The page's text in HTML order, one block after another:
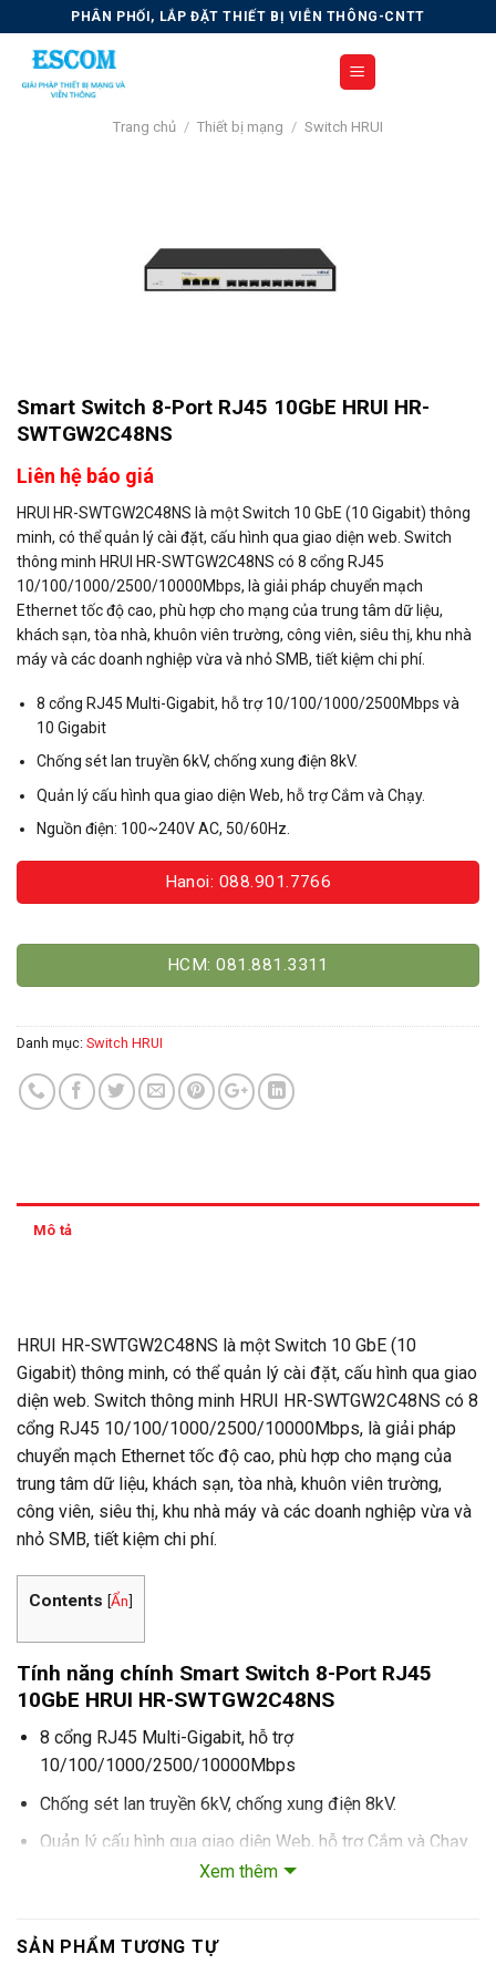
to
content
PHÂN PHỐI, LẮP ĐẶT THIẾT BỊ VIỄN THÔNG-CNTT
Trang chủ / Thiết bị mạng / Switch HRUI
Smart Switch 8-Port RJ45 10GbE HRUI HR-
SWTGW2C48NS
Liên hệ báo giá
HRUI HR-SWTGW2C48NS là một Switch 10 GbE (10 Gigabit) thông
minh, có thể quản lý cài đặt, cấu hình qua giao diện web. Switch
thông minh HRUI HR-SWTGW2C48NS có 8 cổng RJ45
10/100/1000/2500/10000Mbps, là giải pháp chuyển mạch
Ethernet tốc độ cao, phù hợp cho mạng của trung tâm dữ liệu,
khách sạn, tòa nhà, khuôn viên trường, công viên, siêu thị, khu nhà
máy và các doanh nghiệp vừa và nhỏ SMB, tiết kiệm chi phí.
8 cổng RJ45 Multi-Gigabit, hỗ trợ 10/100/1000/2500Mbps và
10 Gigabit
Chống sét lan truyền 6kV, chống xung điện 8kV.
Quản lý cấu hình qua giao diện Web, hỗ trợ Cắm và Chạy.
Nguồn điện: 100~240V AC, 50/60Hz.
Hanoi: 088.901.7766
HCM: 081.881.3311
Danh mục: Switch HRUI
Mô tả
HRUI HR-SWTGW2C48NS là một Switch 10 GbE (10
Gigabit) thông minh, có thể quản lý cài đặt, cấu hình qua giao
diện web. Switch thông minh HRUI HR-SWTGW2C48NS có 8
cổng RJ45 10/100/1000/2500/10000Mbps, là giải pháp
chuyển mạch Ethernet tốc độ cao, phù hợp cho mạng của
trung tâm dữ liệu, khách sạn, tòa nhà, khuôn viên trường,
công viên, siêu thị, khu nhà máy và các doanh nghiệp vừa và
nhỏ SMB, tiết kiệm chi phí.
Contents [Ẩn]
Tính năng chính Smart Switch 8-Port RJ45
10GbE HRUI HR-SWTGW2C48NS
8 cổng RJ45 Multi-Gigabit, hỗ trợ
10/100/1000/2500/10000Mbps
Chống sét lan truyền 6kV, chống xung điện 8kV.
Quản lý cấu hình qua giao diện Web, hỗ trợ Cắm và Chạy.
Nguồn điện: 100~240V AC, 50/60Hz.
Các tính năng quản lý Layer 2 mạnh mẽ
Xem thêm
SẢN PHẨM TƯƠNG TỰ